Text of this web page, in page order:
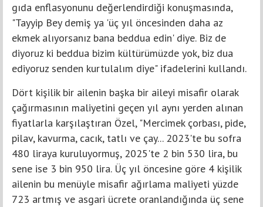
gıda enflasyonunu değerlendirdiği konuşmasında,
"Tayyip Bey demiş ya 'üç yıl öncesinden daha az
ekmek alıyorsanız bana beddua edin' diye. Biz de
diyoruz ki beddua bizim kültürümüzde yok, biz dua
ediyoruz senden kurtulalım diye" ifadelerini kullandı.
Dört kişilik bir ailenin başka bir aileyi misafir olarak
çağırmasının maliyetini geçen yıl aynı yerden alınan
fiyatlarla karşılaştıran Özel, "Mercimek çorbası, pide,
pilav, kavurma, cacık, tatlı ve çay... 2023'te bu sofra
480 liraya kuruluyormuş, 2025'te 2 bin 530 lira, bu
sene ise 3 bin 950 lira. Üç yıl öncesine göre 4 kişilik
ailenin bu menüyle misafir ağırlama maliyeti yüzde
723 artmış ve asgari ücrete oranlandığında üç sene